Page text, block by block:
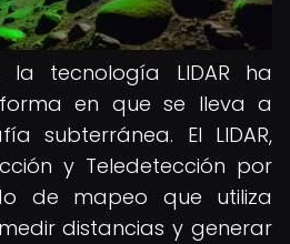
tecnología LIDAR ha
en que se lleva a
subterránea. El LIDAR,
y Teledetección por
de mapeo que utiliza
distancias y generar